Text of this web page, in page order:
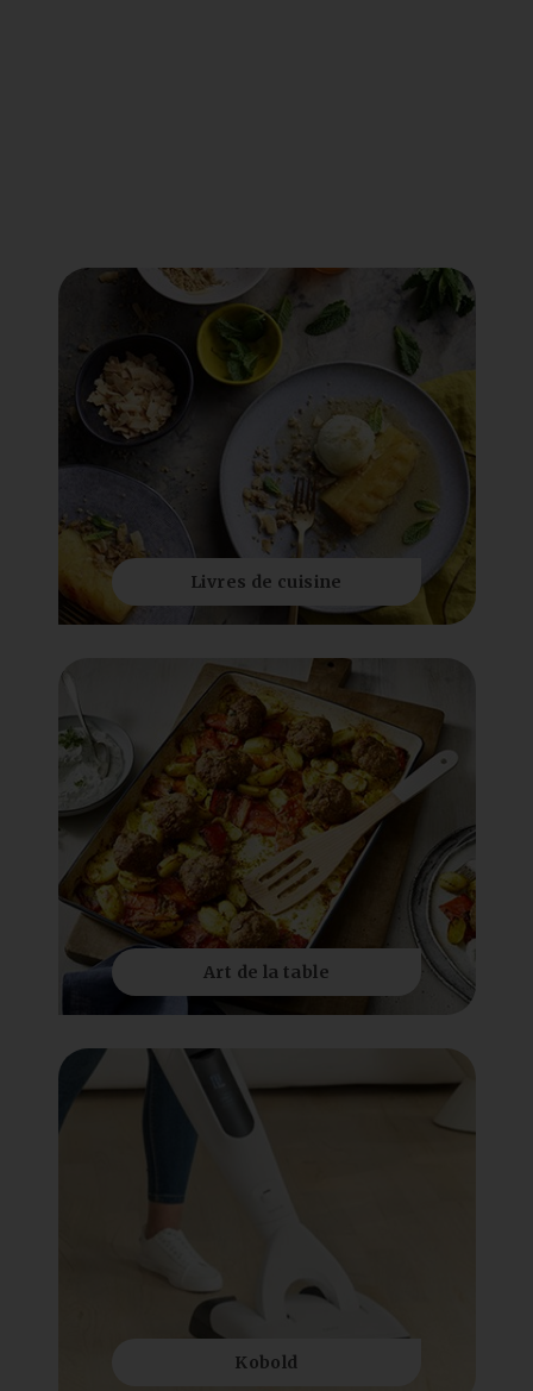
Livres de cuisine
Art de la table
Kobold